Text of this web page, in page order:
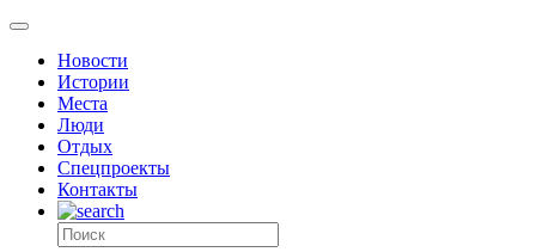
Новости
Истории
Места
Люди
Отдых
Спецпроекты
Контакты